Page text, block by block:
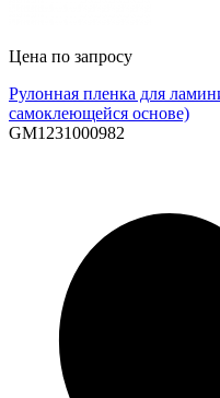
Цена по запросу
Рулонная пленка для
самоклеющейся основе)
GM1231000982